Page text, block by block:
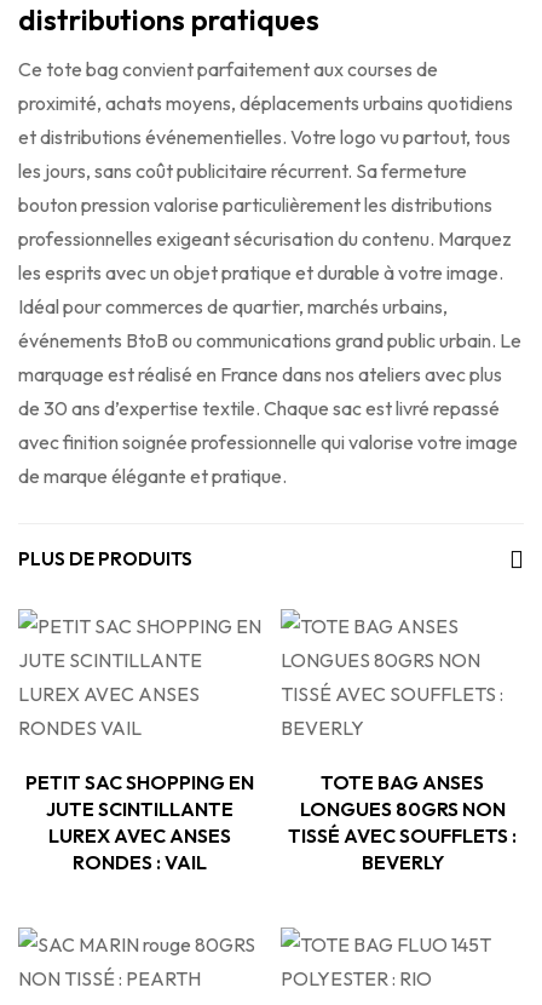
distributions pratiques
Ce tote bag convient parfaitement aux courses de
proximité, achats moyens, déplacements urbains quotidiens
et distributions événementielles. Votre logo vu partout, tous
les jours, sans coût publicitaire récurrent. Sa fermeture
bouton pression valorise particulièrement les distributions
professionnelles exigeant sécurisation du contenu. Marquez
les esprits avec un objet pratique et durable à votre image.
Idéal pour commerces de quartier, marchés urbains,
événements BtoB ou communications grand public urbain. Le
marquage est réalisé en France dans nos ateliers avec plus
de 30 ans d’expertise textile. Chaque sac est livré repassé
avec finition soignée professionnelle qui valorise votre image
de marque élégante et pratique.
PLUS DE PRODUITS
PETIT SAC SHOPPING EN
JUTE SCINTILLANTE
LUREX AVEC ANSES
RONDES : VAIL
TOTE BAG ANSES
LONGUES 80GRS NON
TISSÉ AVEC SOUFFLETS :
BEVERLY